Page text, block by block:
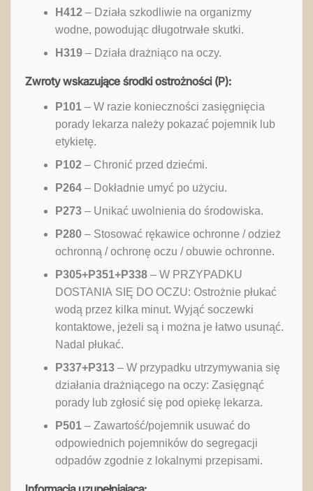
H412– Działa szkodliwie na organizmy
wodne, powodując długotrwałe skutki.
H319– Działa drażniąco na oczy.
Zwroty wskazujące środki ostrożności (P):
P101– W razie konieczności zasięgnięcia
porady lekarza należy pokazać pojemnik lub
etykietę.
P102– Chronić przed dziećmi.
P264– Dokładnie umyć po użyciu.
P273– Unikać uwolnienia do środowiska.
P280– Stosować rękawice ochronne / odzież
ochronną / ochronę oczu / obuwie ochronne.
P305+P351+P338– W PRZYPADKU
DOSTANIA SIĘ DO OCZU: Ostrożnie płukać
wodą przez kilka minut. Wyjąć soczewki
kontaktowe, jeżeli są i można je łatwo usunąć.
Nadal płukać.
P337+P313– W przypadku utrzymywania się
działania drażniącego na oczy: Zasięgnąć
porady lub zgłosić się pod opiekę lekarza.
P501– Zawartość/pojemnik usuwać do
odpowiednich pojemników do segregacji
odpadów zgodnie z lokalnymi przepisami.